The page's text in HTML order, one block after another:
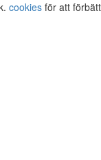
cookies för att